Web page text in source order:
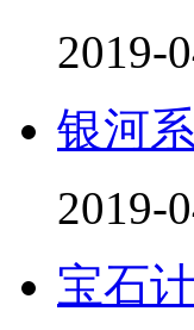
2019-
银河
2019-
宝石